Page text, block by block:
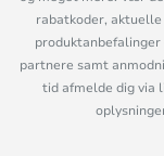
rabatkoder,
produktanbefalinger
partnere samt
tid afmelde dig via